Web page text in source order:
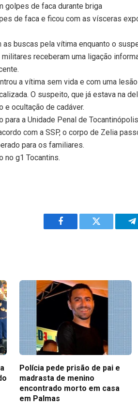
golpes de faca durante briga
de faca e ficou com as vísceras
buscas pela vítima enquanto o
receberam uma ligação
a vítima sem vida e com uma
O suspeito, que já estava na
ocultação de cadáver.
para a Unidade Penal de
com a SSP, o corpo de Zelia
para os familiares.
no g1 Tocantins.
Facebook Twitter
Polícia pede prisão de pai e
madrasta de menino
encontrado morto em casa
em Palmas